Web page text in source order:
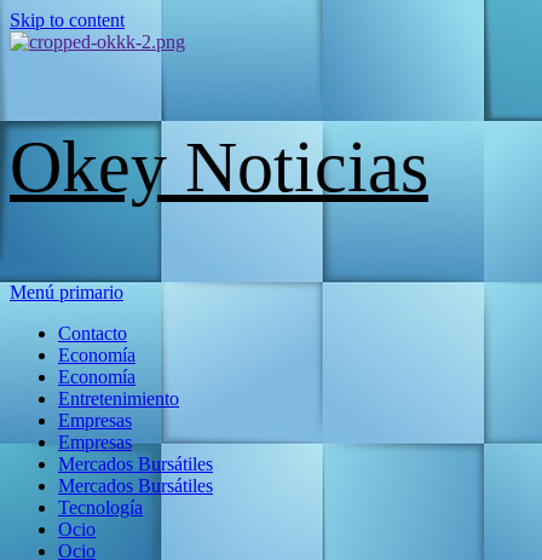
Skip to content
Okey Noticias
Menú primario
Contacto
Economía
Economía
Entretenimiento
Empresas
Empresas
Mercados Bursátiles
Mercados Bursátiles
Tecnología
Ocio
Ocio